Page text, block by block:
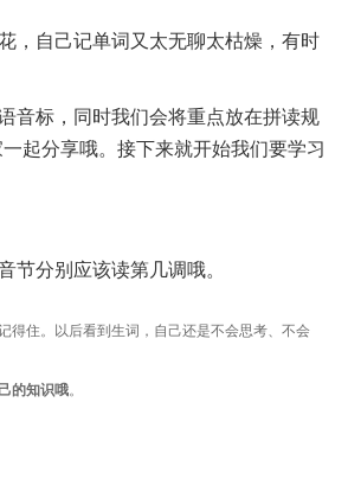
，自己记单词又太无聊太枯燥，有时
音标，同时我们会将重点放在拼读规
起分享哦。 接下来就开始我们要学习
分别应该读第几调哦。
得住。 以后看到生词，自己还是不会思考、不会
的知识哦。